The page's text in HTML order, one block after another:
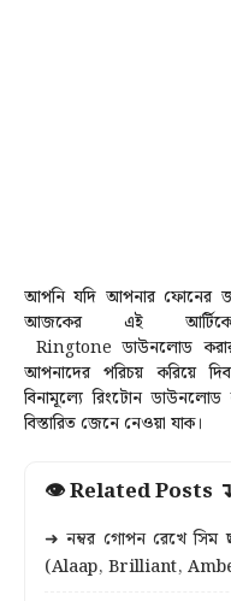
আপনি যদি আপনার ফোনের
আজকের এই
Ringtone ডাউনলোড
আপনাদের পরিচয় করিয়ে
বিনামূল্যেরিংটোন
বিস্তারিত জেনে নেওয়া যাক।
👁 Related Posts
➜ নম্বর গোপন রেখে সিম
(Alaap, Brilliant,